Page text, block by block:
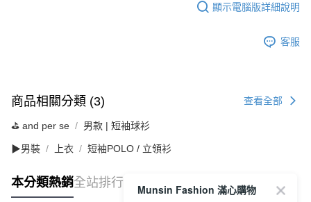
顯示電腦版詳細說明
客服
商品相關分類 (3) 查看全部
⛳️ and per se 男款 | 短袖球衫
▶男裝 上衣 短袖POLO / 立領衫
本分類熱銷全站排行
Munsin Fashion 滿心購物